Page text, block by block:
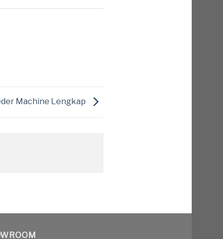
Machine Lengkap